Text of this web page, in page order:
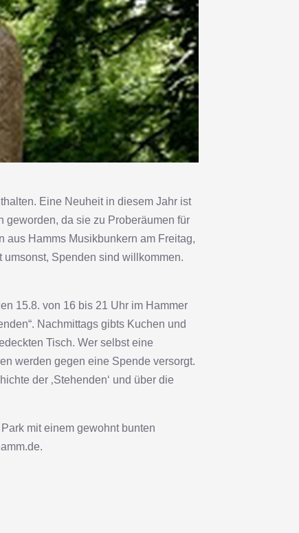
Eine Neuheit in diesem Jahr ist
geworden, da sie zu Proberäumen für
aus Hamms Musikbunkern am Freitag,
Spenden sind willkommen.
15.8. von 16 bis 21 Uhr im Hammer
Nachmittags gibts Kuchen und
Tisch. Wer selbst eine
werden gegen eine Spende versorgt.
der ‚Stehenden‘ und über die
mit einem gewohnt bunten